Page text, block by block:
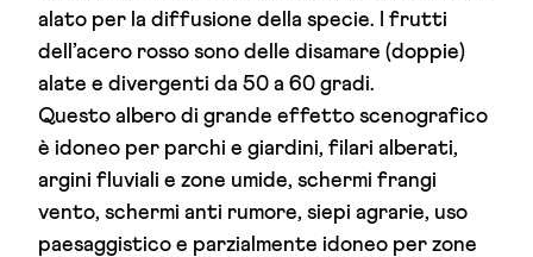
alato per la diffusione della specie. I frutti
dell’acero rosso sono delle disamare (doppie)
alate e divergenti da 50 a 60 gradi.
Questo albero di grande effetto scenografico
è idoneo per parchi e giardini, filari alberati,
argini fluviali e zone umide, schermi frangi
vento, schermi anti rumore, siepi agrarie, uso
paesaggistico e parzialmente idoneo per zone